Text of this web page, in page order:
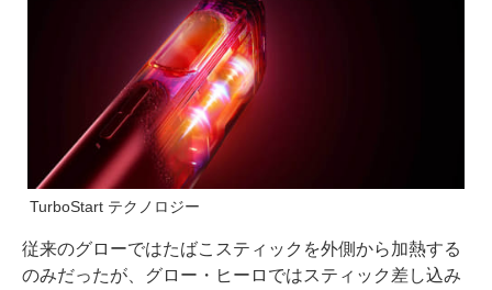
TurboStart テクノロジー
従来のグローではたばこスティックを外側から加熱する
のみだったが、グロー・ヒーロではスティック差し込み